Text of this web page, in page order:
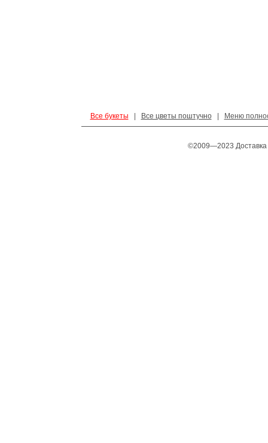
Все букеты Все цветы поштучно| Меню
©2009—2023 Доставка